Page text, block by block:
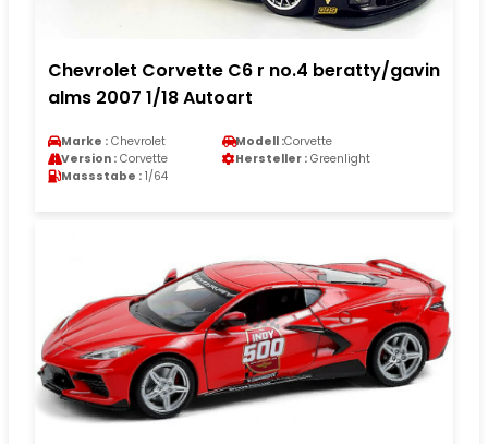
Chevrolet Corvette C6 r no.4 beratty/gavin
alms 2007 1/18 Autoart
Marke : Chevrolet Modell :Corvette
Version : Corvette Hersteller : Greenlight
Massstabe : 1/64